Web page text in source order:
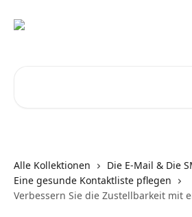
Alle Kollektionen
Die E-Mail & Die
Eine gesunde Kontaktliste pflegen
Verbessern Sie die Zustellbarkeit mit